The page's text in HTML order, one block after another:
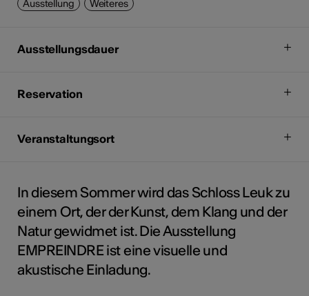
Ausstellung Weiteres
Ausstellungsdauer
Reservation
Veranstaltungsort
In diesem Sommer wird das Schloss Leuk zu
einem Ort, der der Kunst, dem Klang und der
Natur gewidmet ist. Die Ausstellung
EMPREINDRE ist eine visuelle und
akustische Einladung.